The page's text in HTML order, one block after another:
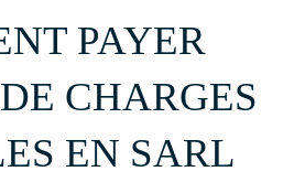
PAYER
CHARGES
EN SARL